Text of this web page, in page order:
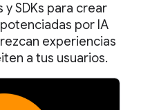
y SDKs para crear
por IA
experiencias
a tus usuarios.